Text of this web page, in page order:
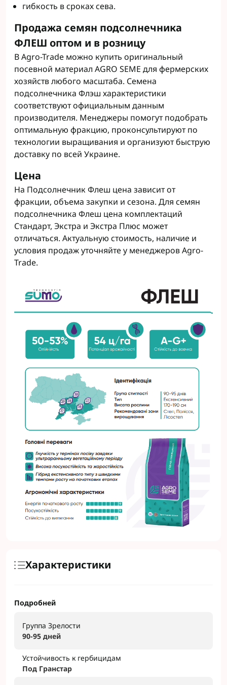
гибкость в сроках сева.
Продажа семян подсолнечника
ФЛЕШ оптом и в розницу
В Agro-Trade можно купить оригинальный
посевной материал AGRO SEME для фермерских
хозяйств любого масштаба. Семена
подсолнечника Флэш характеристики
соответствуют официальным данным
производителя. Менеджеры помогут подобрать
оптимальную фракцию, проконсультируют по
технологии выращивания и организуют быструю
доставку по всей Украине.
Цена
На Подсолнечник Флеш цена зависит от
фракции, объема закупки и сезона. Для семян
подсолнечника Флеш цена комплектаций
Стандарт, Экстра и Экстра Плюс может
отличаться. Актуальную стоимость, наличие и
условия продаж уточняйте у менеджеров Agro-
Trade.
Характеристики
Подробней
Группа Зрелости
90-95 дней
Устойчивость к гербицидам
Под Гранстар